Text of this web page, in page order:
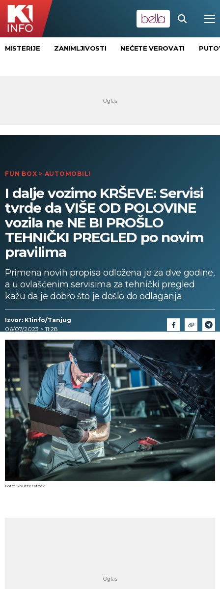
MISTERIJE ZANIMLJIVOSTI NEĆETE VEROVATI
FUN BOX > AUTOMOBILI
I dalje vozimo KRŠEVE: Servisi
tvrde da VIŠE OD POLOVINE
vozila ne NE BI PROŠLO
TEHNIČKI PREGLED po novim
pravilima
Primena novih propisa odložena je za dve godine,
a u ovlašćenim servisima za tehnički pregled
kažu da je dobro što je došlo do odlaganja
Izvor: K1info/Tanjug
06/07/2023 > 11:28
Foto: Shutterstock